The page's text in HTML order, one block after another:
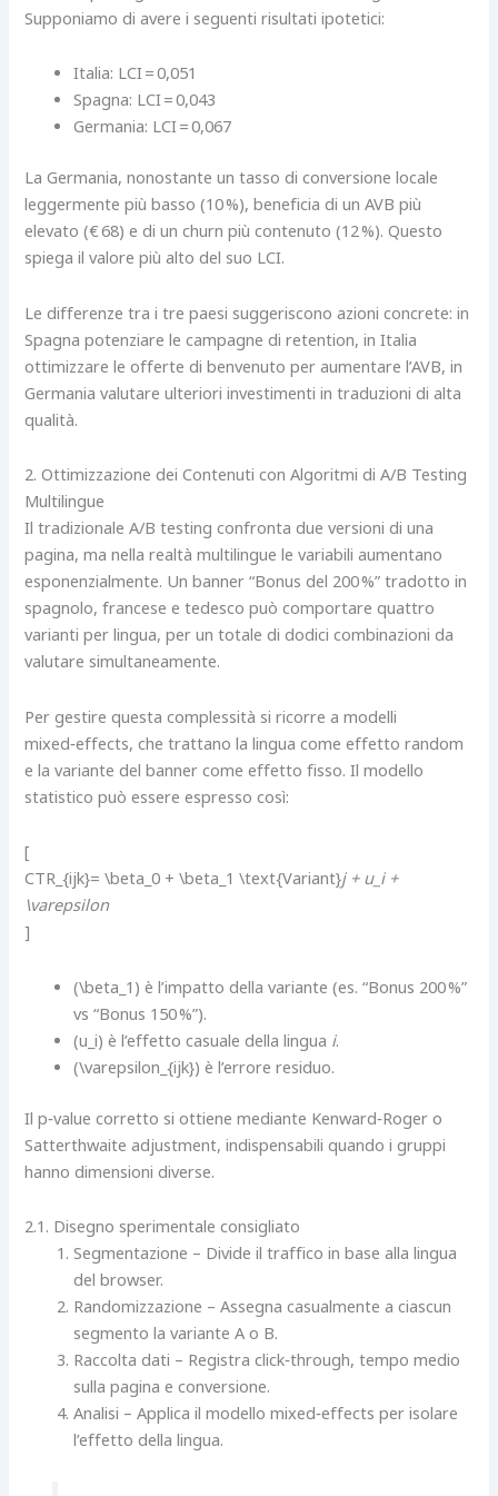
Supponiamo di avere i seguenti risultati ipotetici:
Italia: LCI = 0,051
Spagna: LCI = 0,043
Germania: LCI = 0,067
La Germania, nonostante un tasso di conversione locale
leggermente più basso (10 %), beneficia di un AVB più
elevato (€ 68) e di un churn più contenuto (12 %). Questo
spiega il valore più alto del suo LCI.
Le differenze tra i tre paesi suggeriscono azioni concrete: in
Spagna potenziare le campagne di retention, in Italia
ottimizzare le offerte di benvenuto per aumentare l’AVB, in
Germania valutare ulteriori investimenti in traduzioni di alta
qualità.
2. Ottimizzazione dei Contenuti con Algoritmi di A/B Testing
Multilingue
Il tradizionale A/B testing confronta due versioni di una
pagina, ma nella realtà multilingue le variabili aumentano
esponenzialmente. Un banner “Bonus del 200 %” tradotto in
spagnolo, francese e tedesco può comportare quattro
varianti per lingua, per un totale di dodici combinazioni da
valutare simultaneamente.
Per gestire questa complessità si ricorre a modelli
mixed‑effects, che trattano la lingua come effetto random
e la variante del banner come effetto fisso. Il modello
statistico può essere espresso così:
[
CTR_{ijk}= \beta_0 + \beta_1 \text{Variant}j + u_i +
\varepsilon
]
(\beta_1) è l’impatto della variante (es. “Bonus 200 %”
vs “Bonus 150 %”).
(u_i) è l’effetto casuale della lingua i.
(\varepsilon_{ijk}) è l’errore residuo.
Il p‑value corretto si ottiene mediante Kenward‑Roger o
Satterthwaite adjustment, indispensabili quando i gruppi
hanno dimensioni diverse.
2.1. Disegno sperimentale consigliato
Segmentazione – Divide il traffico in base alla lingua
del browser.
Randomizzazione – Assegna casualmente a ciascun
segmento la variante A o B.
Raccolta dati – Registra click‑through, tempo medio
sulla pagina e conversione.
Analisi – Applica il modello mixed‑effects per isolare
l’effetto della lingua.